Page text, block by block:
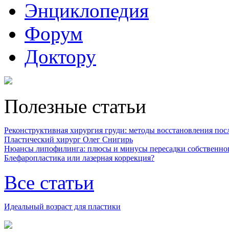
Энциклопедия
Форум
Доктору
Полезные статьи
Реконструктивная хирургия груди: методы восстановления
Пластический хирург Олег Снигирь
Нюансы липофилинга: плюсы и минусы пересадки
Блефаропластика или лазерная коррекция?
Все статьи
Идеальный возраст для пластики